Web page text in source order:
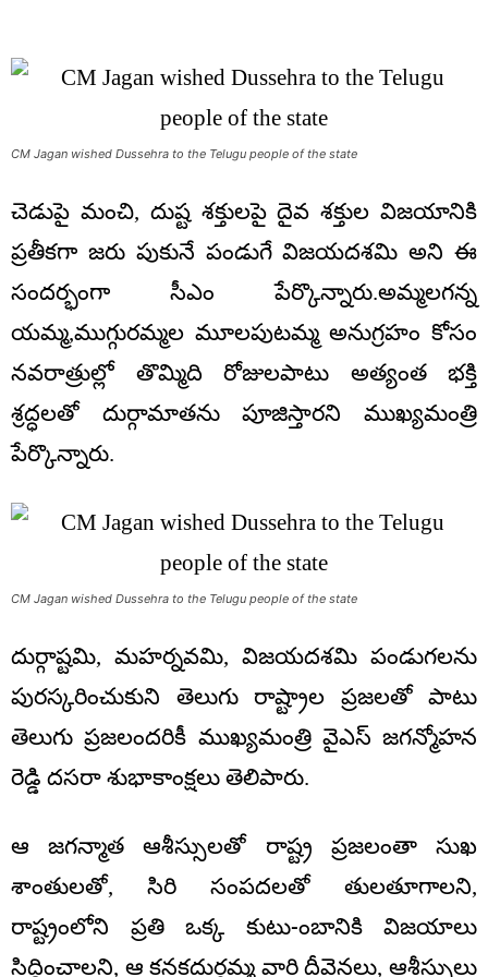
CM Jagan wished Dussehra to the Telugu people of the state
చెడుపై మంచి, దుష్ట శక్తులపై దైవ శక్తుల విజయానికి
ప్రతీకగా జరు పుకునే పండుగే విజయదశమి అని ఈ
సందర్భంగా సీఎం పేర్కొన్నారు.అమ్మలగన్న
యమ్మ,ముగ్గురమ్మల మూలపుటమ్మ అనుగ్రహం కోసం
నవరాత్రుల్లో తొమ్మిది రోజులపాటు అత్యంత భక్తి
శ్రద్ధలతో దుర్గామాతను పూజిస్తారని ముఖ్యమంత్రి
పేర్కొన్నారు.
CM Jagan wished Dussehra to the Telugu people of the state
దుర్గాష్టమి, మహర్నవమి, విజయదశమి పండుగలను
పురస్కరించుకుని తెలుగు రాష్ట్రాల ప్రజలతో పాటు
తెలుగు ప్రజలందరికీ ముఖ్యమంత్రి వైఎస్‌ జగన్మోహన
రెడ్డి దసరా శుభాకాంక్షలు తెలిపారు.
ఆ జగన్మాత ఆశీస్సులతో రాష్ట్ర ప్రజలంతా సుఖ
శాంతులతో, సిరి సంపదలతో తులతూగాలని,
రాష్ట్రంలోని ప్రతి ఒక్క కుటు-ంబానికి విజయాలు
సిద్ధించాలని, ఆ కనకదుర్గమ్మ వారి దీవెనలు, ఆశీస్సులు